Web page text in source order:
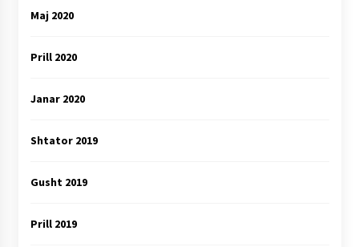
Maj 2020
Prill 2020
Janar 2020
Shtator 2019
Gusht 2019
Prill 2019